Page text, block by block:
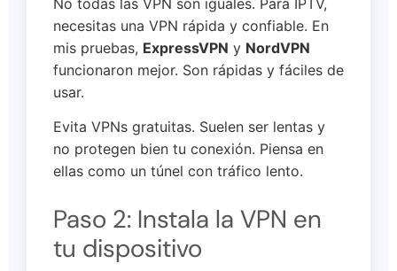
necesitas una VPN rápida y confiable. En
mis pruebas, ExpressVPN y NordVPN
funcionaron mejor. Son rápidas y fáciles de
usar.
Evita VPNs gratuitas. Suelen ser lentas y
no protegen bien tu conexión. Piensa en
ellas como un túnel con tráfico lento.
Paso 2: Instala la VPN en
tu dispositivo